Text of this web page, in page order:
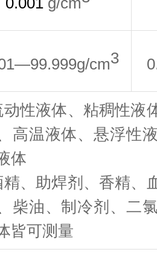
cm3
动性液体、粘稠性液
高温液体、悬浮性
体
精、助焊剂、香精、
柴油、制冷剂、二
皆可测量